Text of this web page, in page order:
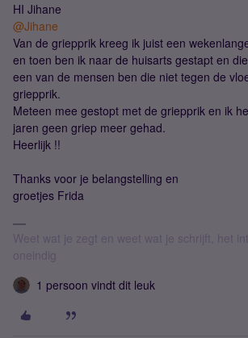
HI Jihane
@Jihane
Van de griepprik kreeg ik juist een
en toen ben ik naar de huisarts gestapt en
een van de mensen ben die niet tegen de
griepprik.
Meteen mee gestopt met de griepprik en ik
jaren geen griep meer gehad.
Heerlijk !!
Thanks voor je belangstelling en
groetjes Frida
Weet wat je zegt en weet wat je schrijft, het
oneindig
1 persoon vindt dit leuk